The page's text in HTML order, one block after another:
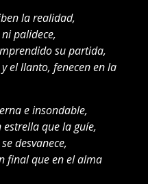
la realidad,
palidece,
su partida,
el llanto, fenecen en la
e insondable,
que la guíe,
desvanece,
final que en el alma